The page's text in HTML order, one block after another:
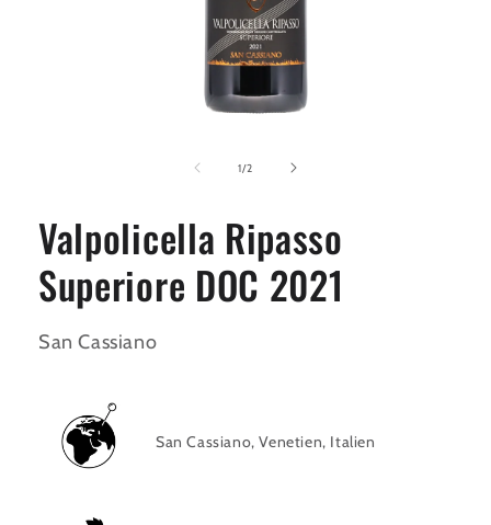
1/von
2
Valpolicella Ripasso
Superiore DOC 2021
San Cassiano
San Cassiano, Venetien, Italien